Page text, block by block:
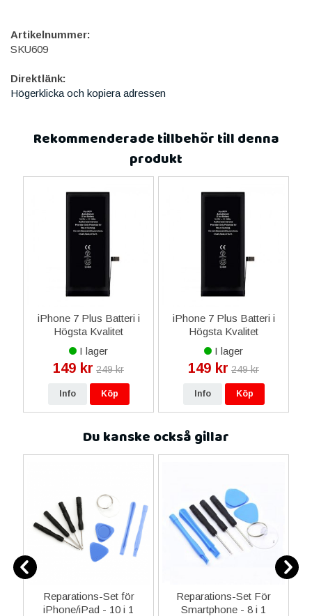
Artikelnummer:
SKU609
Direktlänk:
Högerklicka och kopiera adressen
Rekommenderade tillbehör till denna
produkt
iPhone 7 Plus Batteri i
Högsta Kvalitet
I lager
149 kr 249 kr
Info Köp
iPhone 7 Plus Batteri i
Högsta Kvalitet
I lager
149 kr 249 kr
Info Köp
Du kanske också gillar
Reparations-Set för
iPhone/iPad - 10 i 1
Reparations-Set För
Smartphone - 8 i 1